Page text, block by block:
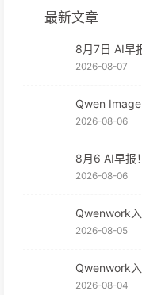
最新文章
8月7日 AI早
2026-08-07
Qwen
2026-08-06
8月6 AI早报
2026-08-06
Qwenwork
2026-08-05
Qwenwork
2026-08-04